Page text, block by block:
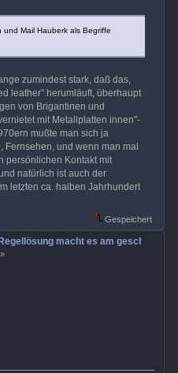
Mail Hauberk als Begriffe
zumindest stark, daß das,
leather" herumläuft, überhaupt
von Brigantinen und
mit Metallplatten innen"-
mußte man sich ja
Fernsehen, und wenn man mal
persönlichen Kontakt mit
natürlich ist auch der
letzten ca. halben Jahrhundert
Gespeichert
macht es am